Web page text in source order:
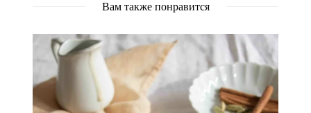
Вам также понравится